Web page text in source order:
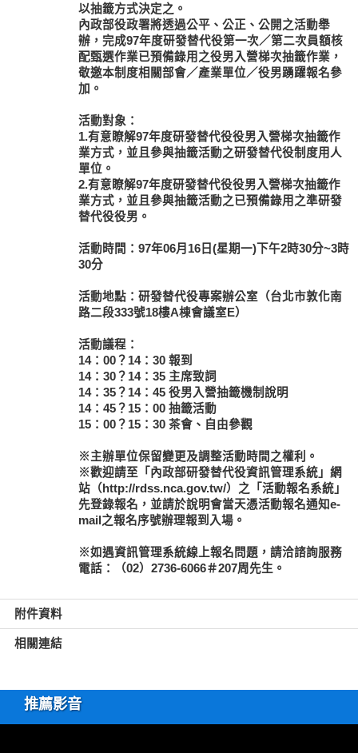
以抽籤方式決定之。
內政部役政署將透過公平、公正、公開之活動舉
辦，完成97年度研發替代役第一次／第二次員額核
配甄選作業已預備錄用之役男入營梯次抽籤作業，
敬邀本制度相關部會／產業單位／役男踴躍報名參
加。
活動對象：
1.有意瞭解97年度研發替代役役男入營梯次抽籤作
業方式，並且參與抽籤活動之研發替代役制度用人
單位。
2.有意瞭解97年度研發替代役役男入營梯次抽籤作
業方式，並且參與抽籤活動之已預備錄用之準研發
替代役役男。
活動時間：97年06月16日(星期一)下午2時30分~3時
30分
活動地點：研發替代役專案辦公室（台北市敦化南
路二段333號18樓A棟會議室E）
活動議程：
14：00？14：30 報到
14：30？14：35 主席致詞
14：35？14：45 役男入營抽籤機制說明
14：45？15：00 抽籤活動
15：00？15：30 茶會、自由參觀
※主辦單位保留變更及調整活動時間之權利。
※歡迎請至「內政部研發替代役資訊管理系統」網
站（http://rdss.nca.gov.tw/）之「活動報名系統」
先登錄報名，並請於說明會當天憑活動報名通知e-
mail之報名序號辦理報到入場。
※如遇資訊管理系統線上報名問題，請洽諮詢服務
電話：（02）2736-6066＃207周先生。
附件資料
相關連結
推薦影音